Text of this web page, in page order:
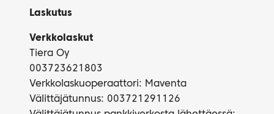
Laskutus
Verkkolaskut
Tiera Oy
003723621803
Verkkolaskuoperaattori: Maventa
Välittäjätunnus: 003721291126